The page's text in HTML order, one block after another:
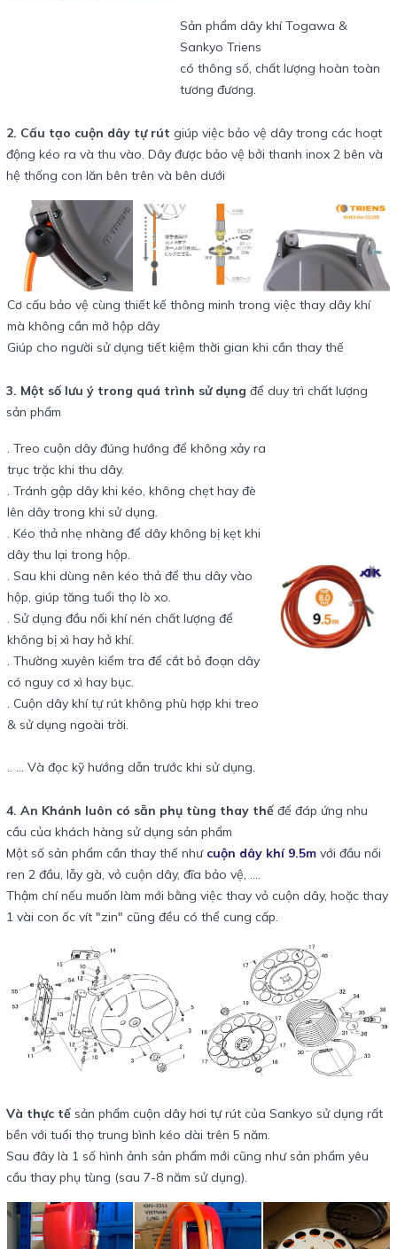
Sản phẩm dây khí Togawa &
Sankyo Triens
có thông số, chất lượng hoàn toàn
tương đương.
2. Cấu tạo cuộn dây tự rút giúp việc bảo vệ dây trong các hoạt
động kéo ra và thu vào. Dây được bảo vệ bởi thanh inox 2 bên và
hệ thống con lăn bên trên và bên dưới
Cơ cấu bảo vệ cùng thiết kế thông minh trong việc thay dây khí
mà không cần mở hộp dây
Giúp cho người sử dụng tiết kiệm thời gian khi cần thay thế
3. Một số lưu ý trong quá trình sử dụng để duy trì chất lượng
sản phẩm
. Treo cuộn dây đúng hướng để không xảy ra
trục trặc khi thu dây.
. Tránh gập dây khi kéo, không chẹt hay đè
lên dây trong khi sử dụng.
. Kéo thả nhẹ nhàng để dây không bị kẹt khi
dây thu lại trong hộp.
. Sau khi dùng nên kéo thả để thu dây vào
hộp, giúp tăng tuổi thọ lò xo.
. Sử dụng đầu nối khí nén chất lượng để
không bị xì hay hở khí.
. Thường xuyên kiểm tra để cắt bỏ đoạn dây
có nguy cơ xì hay bục.
. Cuộn dây khí tự rút không phù hợp khi treo
& sử dụng ngoài trời.
.. ... Và đọc kỹ hướng dẫn trước khi sử dụng.
4. An Khánh luôn có sẵn phụ tùng thay thế để đáp ứng nhu
cầu của khách hàng sử dụng sản phẩm
Một số sản phẩm cần thay thế như cuộn dây khí 9.5m với đầu nối
ren 2 đầu, lẫy gà, vỏ cuộn dây, đĩa bảo vệ, ....
Thậm chí nếu muốn làm mới bằng việc thay vỏ cuộn dây, hoặc thay
1 vài con ốc vít "zin" cũng đều có thể cung cấp.
Và thực tế sản phẩm cuộn dây hơi tự rút của Sankyo sử dụng rất
bền với tuổi thọ trung bình kéo dài trên 5 năm.
Sau đây là 1 số hình ảnh sản phẩm mới cũng như sản phẩm yêu
cầu thay phụ tùng (sau 7-8 năm sử dụng).